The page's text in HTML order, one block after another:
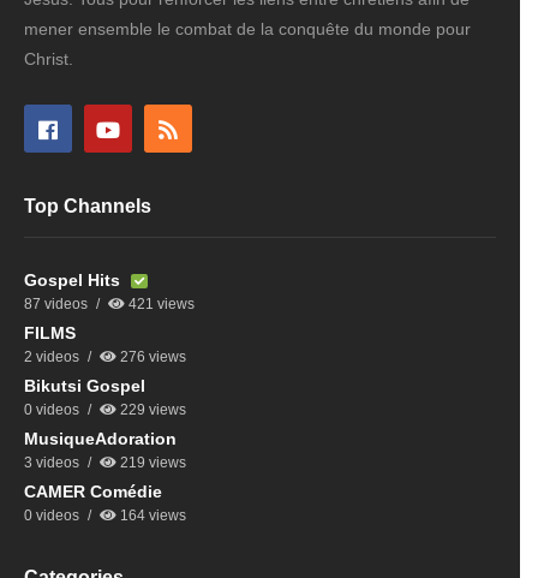
mener ensemble le combat de la conquête du monde pour
Christ.
Top Channels
Gospel Hits
87 videos 421 views
FILMS
2 videos 276 views
Bikutsi Gospel
0 videos 229 views
MusiqueAdoration
3 videos 219 views
CAMER Comédie
0 videos 164 views